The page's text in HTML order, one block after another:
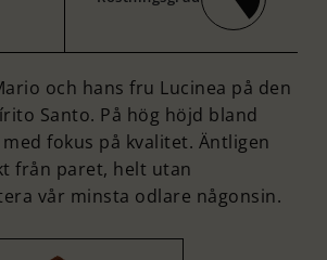
och hans fru Lucinea på den
Santo. På hög höjd bland
fokus på kvalitet. Äntligen
från paret, helt utan
vår minsta odlare någonsin.